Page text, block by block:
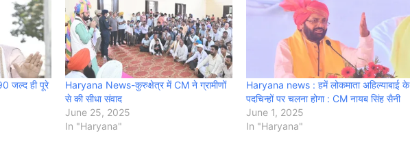
जल्द ही पूरे
Haryana News-कुरुक्षेत्र में CM ने ग्रामीणों
से की सीधा संवाद
June 25, 2025
In "Haryana"
Haryana news : हमें लोकमाता अहिल्याबाई के
पदचिन्हों पर चलना होगा : CM नायब सिंह सैनी
June 1, 2025
In "Haryana"